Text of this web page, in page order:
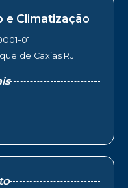
e Climatização
01
de Caxias RJ